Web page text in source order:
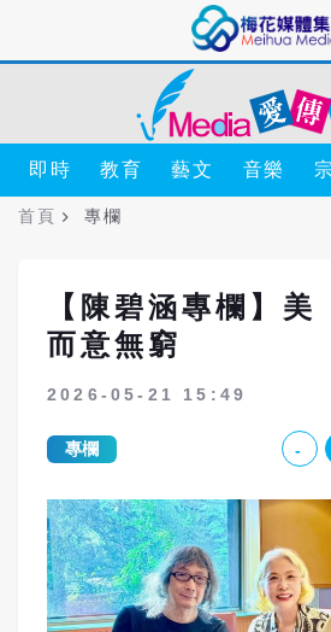
即時 教育 藝文 音樂
首頁 專欄
【陳碧涵專欄】
而意無窮
2026-05-21 15:49
專欄 -